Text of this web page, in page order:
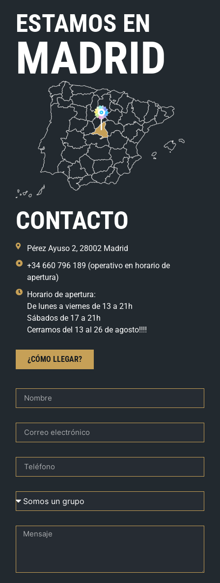
ESTAMOS EN
MADRID
CONTACTO
Pérez Ayuso 2, 28002 Madrid
+34 660 796 189 (operativo en horario de
apertura)
Horario de apertura:
De lunes a viernes de 13 a 21h
Sábados de 17 a 21h
Cerramos del 13 al 26 de agosto!!!!
¿CÓMO LLEGAR?